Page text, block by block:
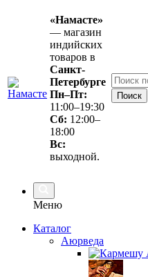
«Намасте»
— магазин
индийских
товаров в
Санкт-
Петербурге
Пн–Пт:
11:00–19:30
Сб: 12:00–
18:00
Вс:
выходной.
Меню
Каталог
Аюрведа